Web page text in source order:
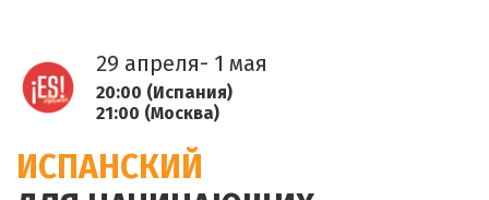
29 апреля- 1 мая
20:00 (Испания)
21:00 (Москва)
ИСПАНСКИЙ